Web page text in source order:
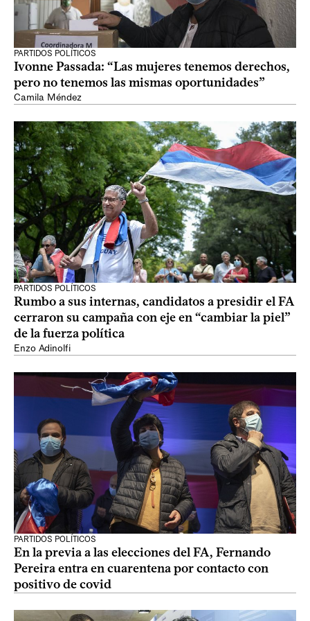
PARTIDOS POLÍTICOS
Ivonne Passada: “Las mujeres tenemos derechos,
pero no tenemos las mismas oportunidades”
Camila Méndez
PARTIDOS POLÍTICOS
Rumbo a sus internas, candidatos a presidir el FA
cerraron su campaña con eje en “cambiar la piel”
de la fuerza política
Enzo Adinolfi
PARTIDOS POLÍTICOS
En la previa a las elecciones del FA, Fernando
Pereira entra en cuarentena por contacto con
positivo de covid